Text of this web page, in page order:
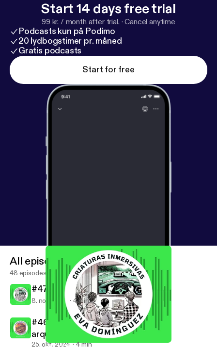
Start 14 days free trial
99 kr. / month after trial. ·Cancel anytime
Podcasts kun på Podimo
20 lydbogstimer pr. måned
Gratis podcasts
Start for free
#47 Falsos recuerdos amplificados
All episodes
48 episodes
#47 Falsos recuerdos amplificados
8. nov. 2024 4 min
#46 Escaneo 3D contra el expolio
arqueológico
25. okt. 2024 4 min